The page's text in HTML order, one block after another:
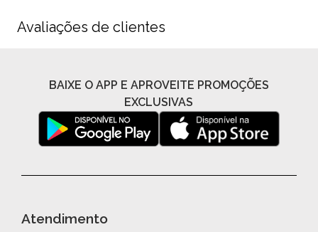
Avaliações de clientes
BAIXE O APP E APROVEITE PROMOÇÕES
EXCLUSIVAS
Atendimento